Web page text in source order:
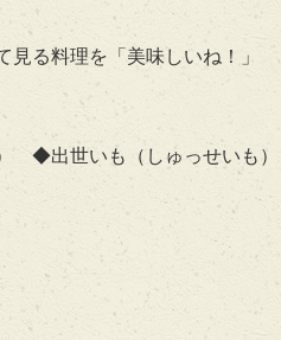
る料理を「美味しいね！」
◆出世いも（しゅっせいも）